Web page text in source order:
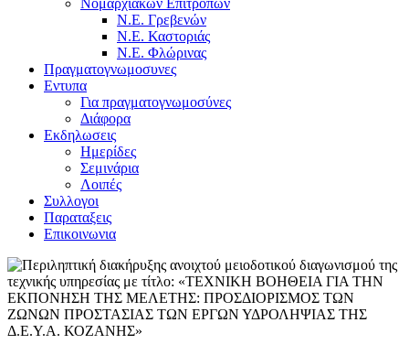
Νομαρχιακών Επιτροπών
Ν.Ε. Γρεβενών
Ν.Ε. Καστοριάς
Ν.Ε. Φλώρινας
Πραγματογνωμοσυνες
Εντυπα
Για πραγματογνωμοσύνες
Διάφορα
Εκδηλωσεις
Ημερίδες
Σεμινάρια
Λοιπές
Συλλογοι
Παραταξεις
Επικοινωνια